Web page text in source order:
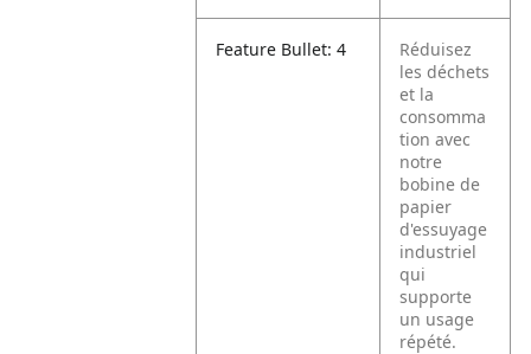
Feature Bullet: 4
Réduisez
les déchets
et la
consomma
tion avec
notre
bobine de
papier
d'essuyage
industriel
qui
supporte
un usage
répété.